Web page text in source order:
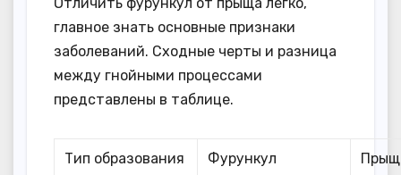
главное знать основные признаки
заболеваний. Сходные черты и разница
между гнойными процессами
представлены в таблице.
Тип образования Фурункул Прыщ